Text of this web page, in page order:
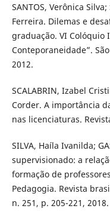
SANTOS, Verônica
Ferreira. Dilemas e
graduação. VI Colóquio
Conteporaneidade”.
2012.
SCALABRIN, Izabel
Corder. A importância
nas licenciaturas.
SILVA, Haíla Ivanilda;
supervisionado: a
formação de
Pedagogia. Revista
n. 251, p. 205-221, 2018.